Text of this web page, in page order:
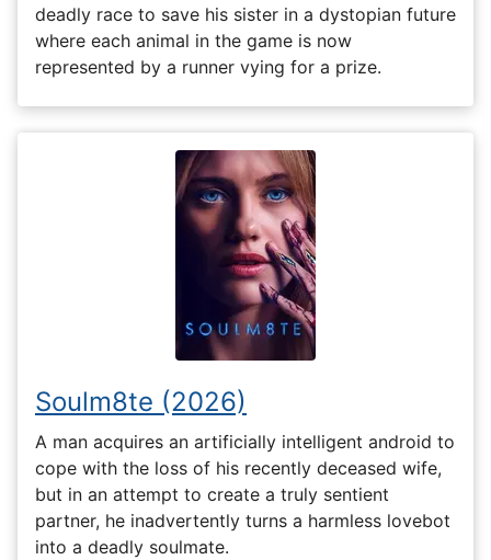
deadly race to save his sister in a dystopian future
where each animal in the game is now
represented by a runner vying for a prize.
Soulm8te (2026)
A man acquires an artificially intelligent android to
cope with the loss of his recently deceased wife,
but in an attempt to create a truly sentient
partner, he inadvertently turns a harmless lovebot
into a deadly soulmate.